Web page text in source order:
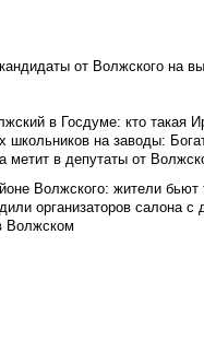
от Волжского на
в Госдуме: кто такая
школьников на заводы:
метит в депутаты от
Волжского: жители бьют
организаторов салона с
Волжском